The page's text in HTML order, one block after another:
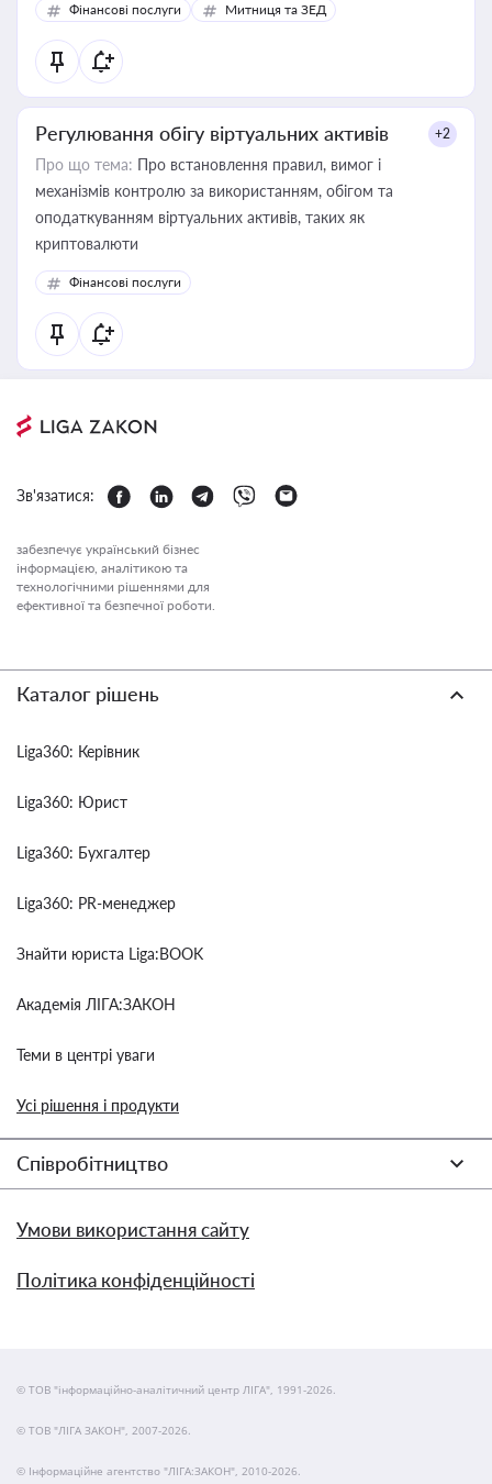
Фінансові послуги Митниця та ЗЕД
Регулювання обігу віртуальних активів +2
Про що тема: Про встановлення правил, вимог і
механізмів контролю за використанням, обігом та
оподаткуванням віртуальних активів, таких як
криптовалюти
Фінансові послуги
Зв'язатися:
забезпечує український бізнес
інформацією, аналітикою та
технологічними рішеннями для
ефективної та безпечної роботи.
Каталог рішень
Liga360: Керівник
Liga360: Юрист
Liga360: Бухгалтер
Liga360: PR-менеджер
Знайти юриста Liga:BOOK
Академія ЛІГА:ЗАКОН
Теми в центрі уваги
Усі рішення і продукти
Співробітництво
Умови використання сайту
Політика конфіденційності
© ТОВ "інформаційно-аналітичний центр ЛІГА", 1991-2026.
© ТОВ "ЛІГА ЗАКОН", 2007-2026.
© Інформаційне агентство "ЛІГА:ЗАКОН", 2010-2026.